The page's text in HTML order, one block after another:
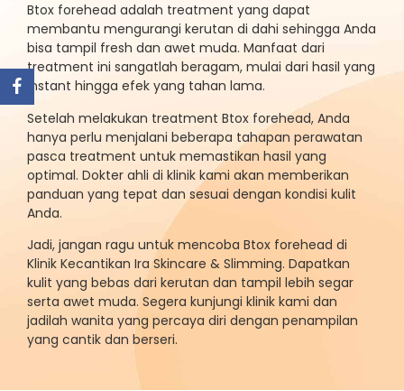
Btox forehead adalah treatment yang dapat
membantu mengurangi kerutan di dahi sehingga Anda
bisa tampil fresh dan awet muda. Manfaat dari
treatment ini sangatlah beragam, mulai dari hasil yang
instant hingga efek yang tahan lama.
Setelah melakukan treatment Btox forehead, Anda
hanya perlu menjalani beberapa tahapan perawatan
pasca treatment untuk memastikan hasil yang
optimal. Dokter ahli di klinik kami akan memberikan
panduan yang tepat dan sesuai dengan kondisi kulit
Anda.
Jadi, jangan ragu untuk mencoba Btox forehead di
Klinik Kecantikan Ira Skincare & Slimming. Dapatkan
kulit yang bebas dari kerutan dan tampil lebih segar
serta awet muda. Segera kunjungi klinik kami dan
jadilah wanita yang percaya diri dengan penampilan
yang cantik dan berseri.